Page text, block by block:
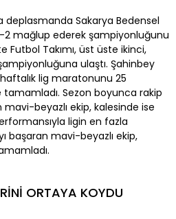
Sakarya Bedensel
2 mağlup ederek şampiyonluğunu
Futbol Takımı, üst üste ikinci,
ulaştı. Şahinbey
lig maratonunu 25
Sezon boyunca rakip
mavi-beyazlı ekip, kalesinde ise
ligin en fazla
başaran mavi-beyazlı ekip,
ORTAYA KOYDU